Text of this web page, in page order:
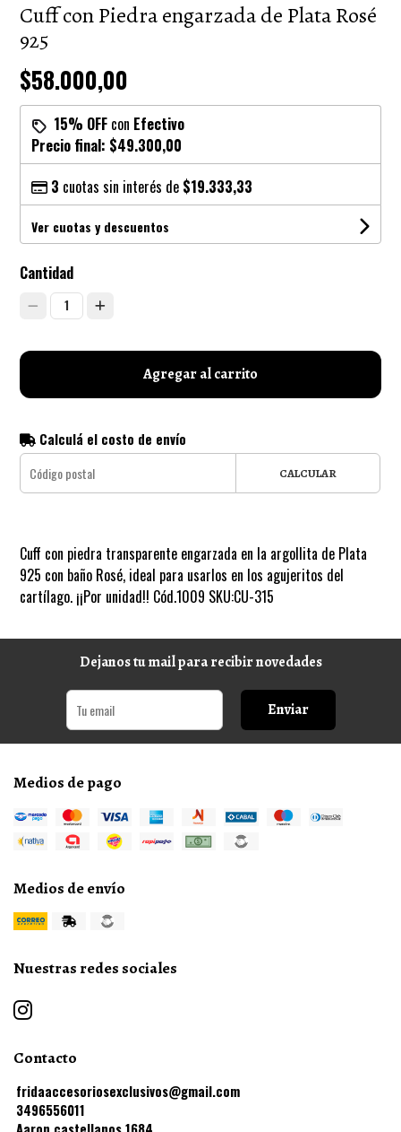
Cuff con Piedra engarzada de Plata Rosé
925
$58.000,00
15% OFF con Efectivo
Precio final: $49.300,00
3 cuotas sin interés de $19.333,33
Ver cuotas y descuentos
Cantidad
1
Agregar al carrito
Calculá el costo de envío
CALCULAR
Cuff con piedra transparente engarzada en la argollita de Plata
925 con baño Rosé, ideal para usarlos en los agujeritos del
cartílago. ¡¡Por unidad!! Cód.1009 SKU:CU-315
Dejanos tu mail para recibir novedades
Enviar
Medios de pago
Medios de envío
Nuestras redes sociales
Contacto
fridaaccesoriosexclusivos@gmail.com
3496556011